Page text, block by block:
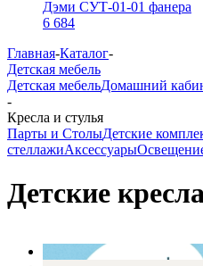
Дэми СУТ-01-01 фанера
6 684
Главная-Каталог-
Детская мебель
Детская мебельДомашний
-
Кресла и стулья
Парты и СтолыДетские
стеллажиАксессуары
Детские